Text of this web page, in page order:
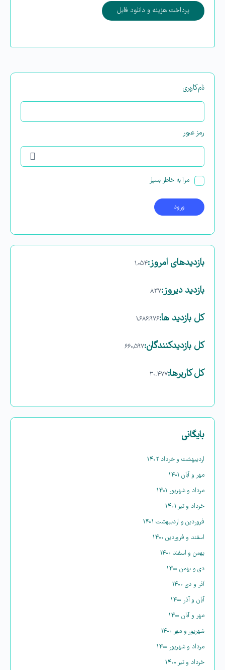
پرداخت هزینه و دانلود فایل
نام‌کاربری
رمز عبور
مرا به خاطر بسپار
بازدیدهای امروز:۱,۰۵۴
بازدید دیروز:۸۳۷
کل بازدید ها:۱,۶۸۶,۹۷۶
کل بازدیدکنند‌گان:۶۶۰,۵۹۷
کل کاربرها:۳۰,۴۷۷
بایگانی
اردیبهشت و خرداد ۱۴۰۲
مهر و آبان ۱۴۰۱
مرداد و شهریور ۱۴۰۱
خرداد و تیر ۱۴۰۱
فروردین و اردیبهشت ۱۴۰۱
اسفند و فروردین ۱۴۰۰
بهمن و اسفند ۱۴۰۰
دی و بهمن ۱۴۰۰
آذر و دی ۱۴۰۰
آبان و آذر ۱۴۰۰
مهر و آبان ۱۴۰۰
شهریور و مهر ۱۴۰۰
مرداد و شهریور ۱۴۰۰
خرداد و تیر ۱۴۰۰